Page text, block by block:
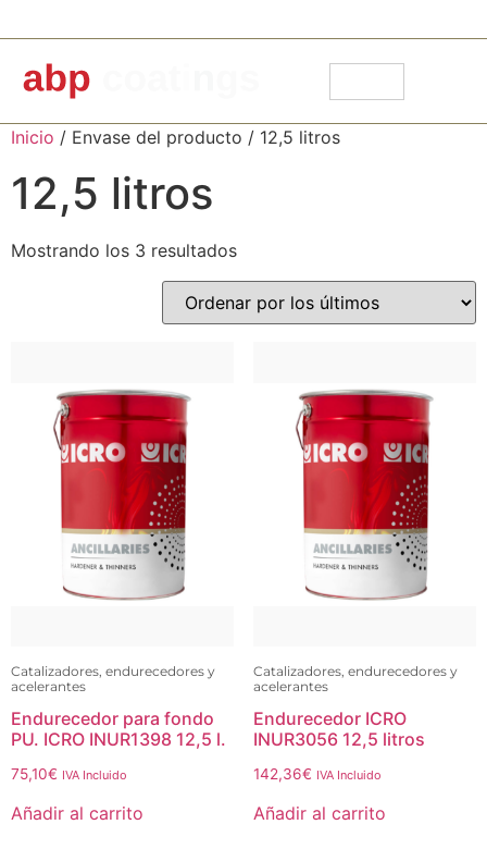
Inicio / Envase del producto / 12,5 litros
12,5 litros
Mostrando los 3 resultados
Catalizadores, endurecedores y
acelerantes
Endurecedor para fondo
PU. ICRO INUR1398 12,5 l.
75,10€ IVA Incluido
Añadir al carrito
Catalizadores, endurecedores y
acelerantes
Endurecedor ICRO
INUR3056 12,5 litros
142,36€ IVA Incluido
Añadir al carrito